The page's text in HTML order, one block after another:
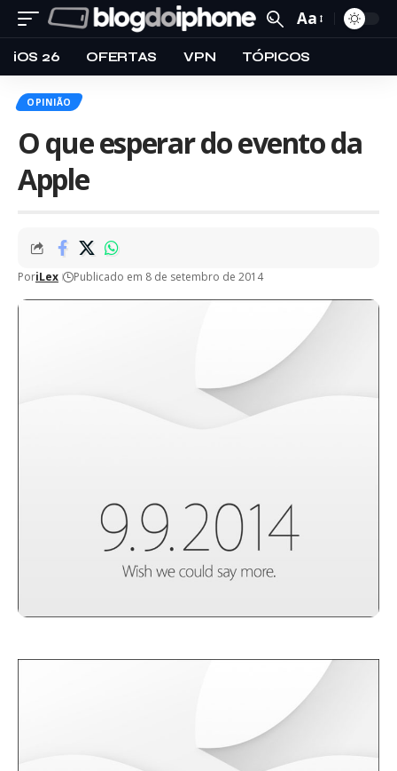
Aa
iOS 26 OFERTAS VPN TÓPICOS
OPINIÃO
O que esperar do evento da
Apple
PoriLex Publicado em 8 de setembro de 2014